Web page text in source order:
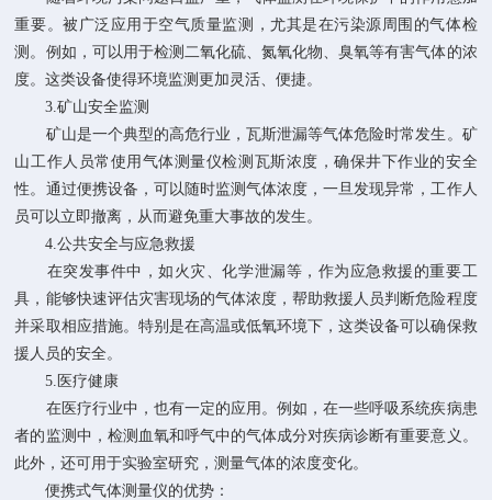
重要。被广泛应用于空气质量监测，尤其是在污染源周围的气体检
测。例如，可以用于检测二氧化硫、氮氧化物、臭氧等有害气体的浓
度。这类设备使得环境监测更加灵活、便捷。
3.矿山安全监测
矿山是一个典型的高危行业，瓦斯泄漏等气体危险时常发生。矿
山工作人员常使用气体测量仪检测瓦斯浓度，确保井下作业的安全
性。通过便携设备，可以随时监测气体浓度，一旦发现异常，工作人
员可以立即撤离，从而避免重大事故的发生。
4.公共安全与应急救援
在突发事件中，如火灾、化学泄漏等，作为应急救援的重要工
具，能够快速评估灾害现场的气体浓度，帮助救援人员判断危险程度
并采取相应措施。特别是在高温或低氧环境下，这类设备可以确保救
援人员的安全。
5.医疗健康
在医疗行业中，也有一定的应用。例如，在一些呼吸系统疾病患
者的监测中，检测血氧和呼气中的气体成分对疾病诊断有重要意义。
此外，还可用于实验室研究，测量气体的浓度变化。
便携式气体测量仪的优势：